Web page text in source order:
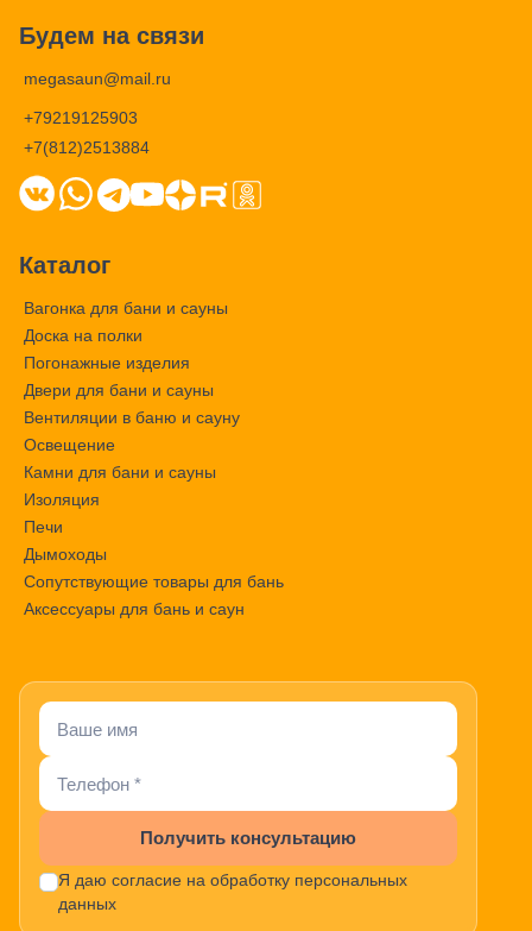
Будем на связи
megasaun@mail.ru
+79219125903
+7(812)2513884
Каталог
Вагонка для бани и сауны
Доска на полки
Погонажные изделия
Двери для бани и сауны
Вентиляции в баню и сауну
Освещение
Камни для бани и сауны
Изоляция
Печи
Дымоходы
Сопутствующие товары для бань
Аксессуары для бань и саун
Получить консультацию
Я даю согласие на обработку персональных
данных